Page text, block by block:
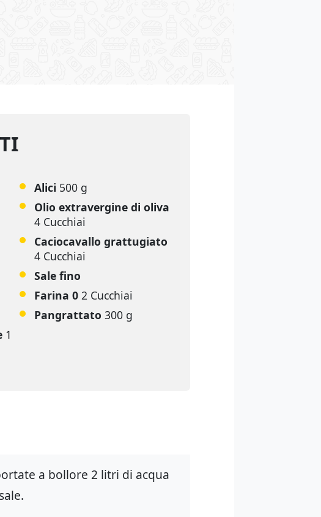
Alici 500 g
Olio extravergine di oliva
4 Cucchiai
Caciocavallo grattugiato
4 Cucchiai
Sale fino
Farina 0 2 Cucchiai
Pangrattato 300 g
1
a bollore 2 litri di acqua